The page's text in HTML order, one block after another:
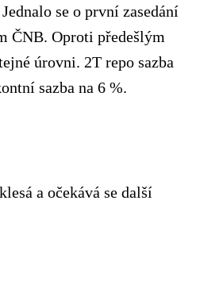
se o první zasedání
ČNB. Oproti předešlým
úrovni. 2T repo sazba
sazba na 6 %.
a očekává se další